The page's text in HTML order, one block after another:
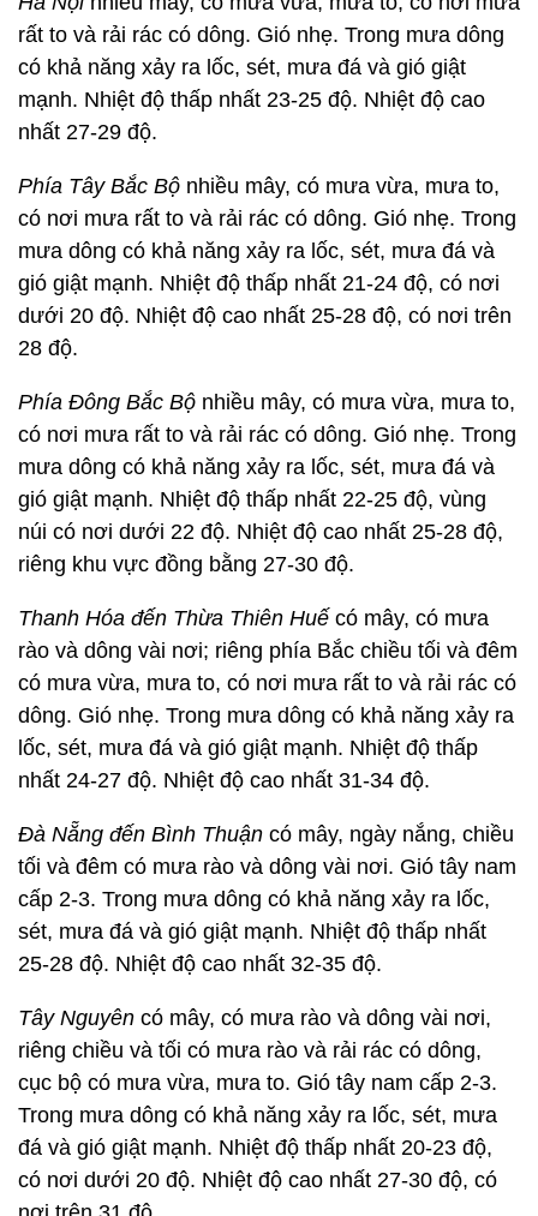
rất to và rải rác có dông. Gió nhẹ. Trong mưa dông
có khả năng xảy ra lốc, sét, mưa đá và gió giật
mạnh. Nhiệt độ thấp nhất 23-25 độ. Nhiệt độ cao
nhất 27-29 độ.
Phía Tây Bắc Bộ nhiều mây, có mưa vừa, mưa to,
có nơi mưa rất to và rải rác có dông. Gió nhẹ. Trong
mưa dông có khả năng xảy ra lốc, sét, mưa đá và
gió giật mạnh. Nhiệt độ thấp nhất 21-24 độ, có nơi
dưới 20 độ. Nhiệt độ cao nhất 25-28 độ, có nơi trên
28 độ.
Phía Đông Bắc Bộ nhiều mây, có mưa vừa, mưa to,
có nơi mưa rất to và rải rác có dông. Gió nhẹ. Trong
mưa dông có khả năng xảy ra lốc, sét, mưa đá và
gió giật mạnh. Nhiệt độ thấp nhất 22-25 độ, vùng
núi có nơi dưới 22 độ. Nhiệt độ cao nhất 25-28 độ,
riêng khu vực đồng bằng 27-30 độ.
Thanh Hóa đến Thừa Thiên Huế có mây, có mưa
rào và dông vài nơi; riêng phía Bắc chiều tối và đêm
có mưa vừa, mưa to, có nơi mưa rất to và rải rác có
dông. Gió nhẹ. Trong mưa dông có khả năng xảy ra
lốc, sét, mưa đá và gió giật mạnh. Nhiệt độ thấp
nhất 24-27 độ. Nhiệt độ cao nhất 31-34 độ.
Đà Nẵng đến Bình Thuận có mây, ngày nắng, chiều
tối và đêm có mưa rào và dông vài nơi. Gió tây nam
cấp 2-3. Trong mưa dông có khả năng xảy ra lốc,
sét, mưa đá và gió giật mạnh. Nhiệt độ thấp nhất
25-28 độ. Nhiệt độ cao nhất 32-35 độ.
Tây Nguyên có mây, có mưa rào và dông vài nơi,
riêng chiều và tối có mưa rào và rải rác có dông,
cục bộ có mưa vừa, mưa to. Gió tây nam cấp 2-3.
Trong mưa dông có khả năng xảy ra lốc, sét, mưa
đá và gió giật mạnh. Nhiệt độ thấp nhất 20-23 độ,
có nơi dưới 20 độ. Nhiệt độ cao nhất 27-30 độ, có